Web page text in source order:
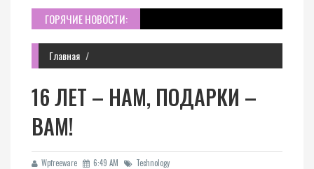
ГОРЯЧИЕ НОВОСТИ:
Главная
16 ЛЕТ – НАМ, ПОДАРКИ –
ВАМ!
Wpfreeware 6:49 AM Technology